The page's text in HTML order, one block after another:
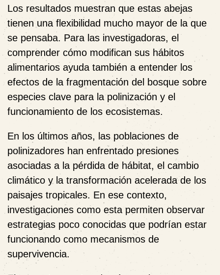
Los resultados muestran que estas abejas
tienen una flexibilidad mucho mayor de la que
se pensaba. Para las investigadoras, el
comprender cómo modifican sus hábitos
alimentarios ayuda también a entender los
efectos de la fragmentación del bosque sobre
especies clave para la polinización y el
funcionamiento de los ecosistemas.
En los últimos años, las poblaciones de
polinizadores han enfrentado presiones
asociadas a la pérdida de hábitat, el cambio
climático y la transformación acelerada de los
paisajes tropicales. En ese contexto,
investigaciones como esta permiten observar
estrategias poco conocidas que podrían estar
funcionando como mecanismos de
supervivencia.